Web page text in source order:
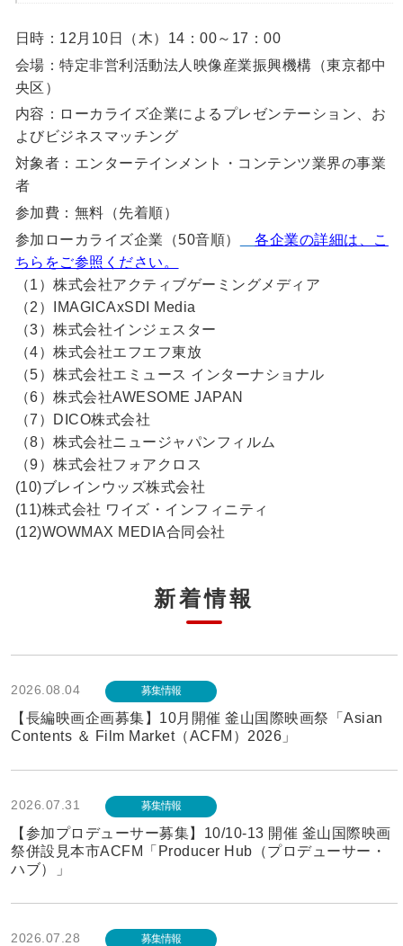
日時：12月10日（木）14：00～17：00
会場：特定非営利活動法人映像産業振興機構（東京都中
央区）
内容：ローカライズ企業によるプレゼンテーション、お
よびビジネスマッチング
対象者：エンターテインメント・コンテンツ業界の事業
者
参加費：無料（先着順）
参加ローカライズ企業（50音順）
各企業の詳細は、こ
ちらをご参照ください。
（1）株式会社アクティブゲーミングメディア
（2）IMAGICAxSDI Media
（3）株式会社インジェスター
（4）株式会社エフエフ東放
（5）株式会社エミュース インターナショナル
（6）株式会社AWESOME JAPAN
（7）DICO株式会社
（8）株式会社ニュージャパンフィルム
（9）株式会社フォアクロス
(10)ブレインウッズ株式会社
(11)株式会社 ワイズ・インフィニティ
(12)WOWMAX MEDIA合同会社
新着情報
2026.08.04 募集情報
【長編映画企画募集】10月開催 釜山国際映画祭「Asian
Contents ＆ Film Market（ACFM）2026」
2026.07.31 募集情報
【参加プロデューサー募集】10/10-13 開催 釜山国際映画
祭併設見本市ACFM「Producer Hub（プロデューサー・
ハブ）」
2026.07.28 募集情報